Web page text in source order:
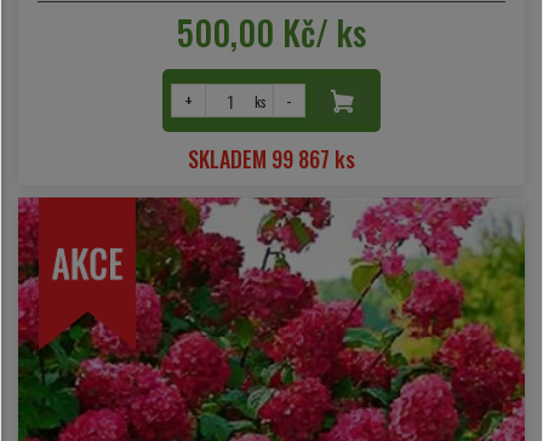
500,00 Kč/ ks
+ ks -
SKLADEM 99 867 ks